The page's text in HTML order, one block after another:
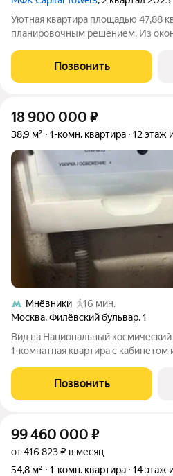
Уютная квартира площадью 47,88
планировочным решением. Из
Москва» (историческое название гостиница «Украина»), Дом
правительства Российской
Позвонить
18 900 000 ₽
38,9 м² 1-комн. квартира 12 этаж
Мнёвники
16 мин.
Москва,Филёвский бульвар,1
Вид на Национальный
1-комнатная квартира с
на вас. На 12 этаже с техническим этажом
и открытая
Позвонить
99 460 000 ₽
от 416 823 ₽ в месяц
54,8 м²
1-комн. квартира 14 этаж